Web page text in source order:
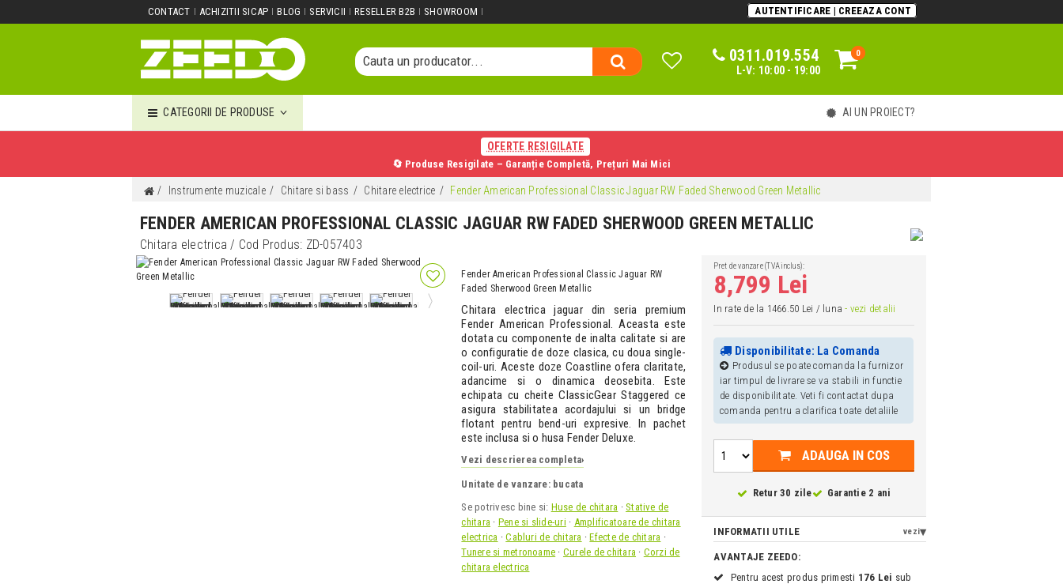
CONTACT ACHIZITII SICAP BLOG SERVICII RESELLER B2B SHOWROOM AUTENTIFICARE | CREEAZA CONT
0311.019.554
L-V: 10:00 - 19:00
0
0
Cauta un produs...
Cauta un producator...
CATEGORII DE PRODUSE AI UN PROIECT?
OFERTE RESIGILATE
🔄 Produse Resigilate – Garanție Completă, Prețuri Mai Mici
Instrumente muzicale Chitare si bass Chitare electrice Fender American Professional Classic Jaguar RW Faded Sherwood Green Metallic
FENDER AMERICAN PROFESSIONAL CLASSIC JAGUAR RW FADED SHERWOOD GREEN METALLIC
Chitara electrica/ Cod Produs: ZD-057403
Fender American Professional Classic Jaguar RW
Faded Sherwood Green Metallic
Chitara electrica jaguar din seria premium
Fender American Professional. Aceasta este
dotata cu componente de inalta calitate si are
o configuratie de doze clasica, cu doua single-
coil-uri. Aceste doze Coastline ofera claritate,
adancime si o dinamica deosebita. Este
echipata cu cheite ClassicGear Staggered ce
asigura stabilitatea acordajului si un bridge
flotant pentru bend-uri expresive. In pachet
este inclusa si o husa Fender Deluxe.
Vezi descrierea completa›
Unitate de vanzare: bucata
Se potrivesc bine si: Huse de chitara ·Stative de
chitara · Pene si slide-uri · Amplificatoare de chitara
electrica ·Cabluri de chitara ·Efecte de chitara ·
Tunere si metronoame · Curele de chitara · Corzi de
chitara electrica
Pret de vanzare (TVA inclus):
8,799 Lei
In rate de la 1466.50 Lei / luna- vezi detalii
Disponibilitate: La Comanda
Produsul se poate comanda la furnizor
iar timpul de livrare se va stabili in functie
de disponibilitate. Veti fi contactat dupa
comanda pentru a clarifica toate detaliile
ADAUGA IN COS
Retur 30 zile Garantie 2 ani
INFORMATII UTILE vezi
AVANTAJE ZEEDO:
Pentru acest produs primesti 176 Lei sub